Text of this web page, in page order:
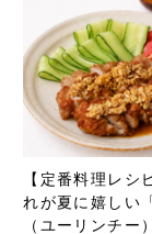
【定番料理レシ
れが夏に嬉しい
（ユーリンチー